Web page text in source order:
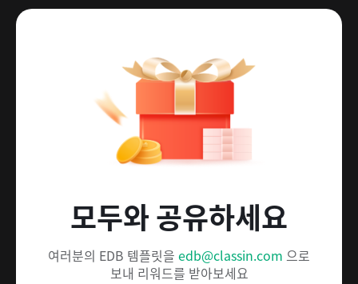
모두와 공유하세요
여러분의 EDB 템플릿을 edb@classin.com 으로
보내 리워드를 받아보세요